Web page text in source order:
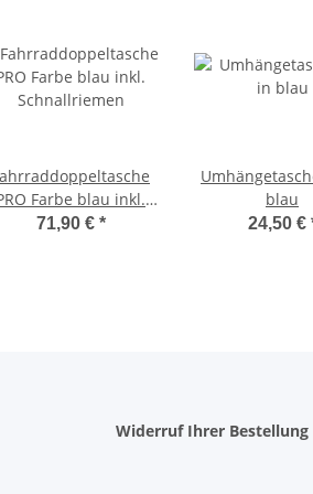
Farbe blau inkl.
Schnallriemen
71,90 € *
blau
24,50 €
Widerruf Ihrer Bestellung